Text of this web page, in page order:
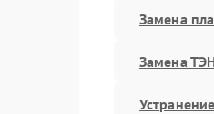
Замена
Замена